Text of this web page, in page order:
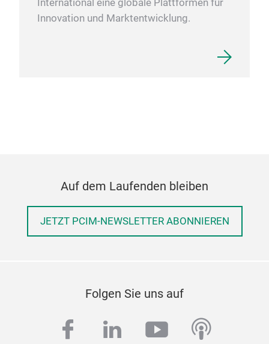
International eine globale Plattformen für
Innovation und Marktentwicklung.
Auf dem Laufenden bleiben
JETZT PCIM-NEWSLETTER ABONNIEREN
Folgen Sie uns auf
facebook
linkedinyoutube